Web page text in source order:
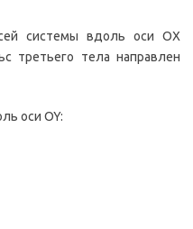
системы вдоль оси ОХ
третьего тела направлен
оси OY: